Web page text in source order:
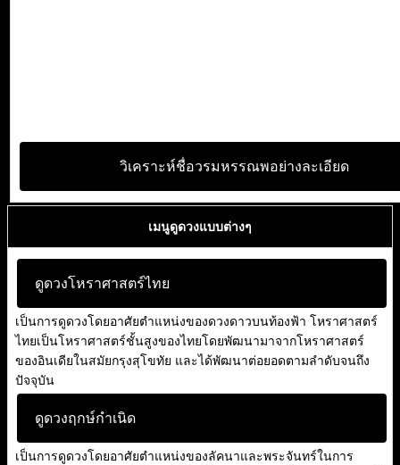
วิเคราะห์ชื่อวรมหรรณพอย่างละเอียด
เมนูดูดวงแบบต่างๆ
ดูดวงโหราศาสตร์ไทย
เป็นการดูดวงโดยอาศัยตำแหน่งของดวงดาวบนท้องฟ้า โหราศาสตร์
ไทยเป็นโหราศาสตร์ชั้นสูงของไทยโดยพัฒนามาจากโหราศาสตร์
ของอินเดียในสมัยกรุงสุโขทัย และได้พัฒนาต่อยอดตามลำดับจนถึง
ปัจจุบัน
ดูดวงฤกษ์กำเนิด
เป็นการดูดวงโดยอาศัยตำแหน่งของลัคนาและพระจันทร์ในการ